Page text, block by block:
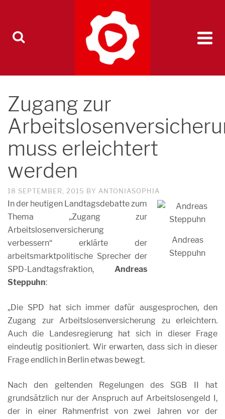
Zugang zur
muss erleichtert
werden
18 SEPTEMBER, 2015 BY ANTONIASOPHIA
Andreas
Steppuhn
In der heutigen Landtagsdebatte zum
Thema „Zugang zur
Arbeitslosenversicherung
verbessern“ erklärte der
arbeitsmarktpolitische Sprecher der
SPD-Landtagsfraktion, Andreas
Steppuhn:
„Die SPD hat sich immer dafür ausgesprochen, den
Zugang zur Arbeitslosenversicherung zu erleichtern.
Auch die Landesregierung hat sich in dieser Frage
eindeutig positioniert. Wir erwarten, dass sich in dieser
Frage endlich in Berlin etwas bewegt.
Nach den geltenden Regelungen des SGB II hat
grundsätzlich nur der Anspruch auf Arbeitslosengeld I,
der in einer Rahmenfrist von zwei Jahren vor der